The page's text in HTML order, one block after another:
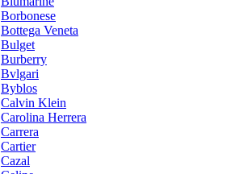
Borbonese
Bottega Veneta
Bulget
Burberry
Bvlgari
Byblos
Calvin Klein
Carolina Herrera
Carrera
Cartier
Cazal